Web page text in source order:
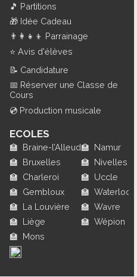
🎵 Partitions
🎁 Idée Cadeau
👨‍👩‍👧‍👦 Parrainage
⭐ Avis d'élèves
📝 Candidature
📅 Réserver une Classe de
Cours
💿 Production musicale
ECOLES
🏫 Braine-l’Alleud
🏫 Bruxelles
🏫 Charleroi
🏫 Gembloux
🏫 La Louvière
🏫 Liège
🏫 Mons
🏫 Namur
🏫 Nivelles
🏫 Uccle
🏫 Waterloo
🏫 Wavre
🏫 Wépion